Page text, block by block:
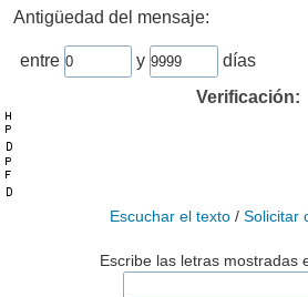
Antigüedad del mensaje:
entre y
días
Verificación:
Escuchar el texto/ Solicitar
Escribe las letras mostradas